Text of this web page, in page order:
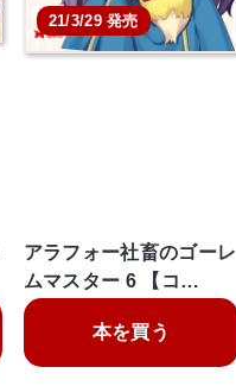
21/3/29 発売
アラフォー社畜のゴーレ
ムマスター 6 【コ…
本を買う